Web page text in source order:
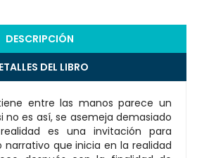
DESCRIPCIÓN
DEL LIBRO
entre las manos parece un
no es así, se asemeja demasiado
es una invitación para
que inicia en la realidad